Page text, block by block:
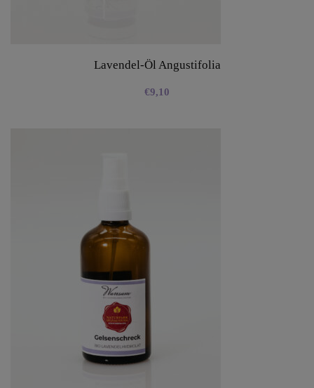
Lavendel-Öl Angustifolia
€9,10